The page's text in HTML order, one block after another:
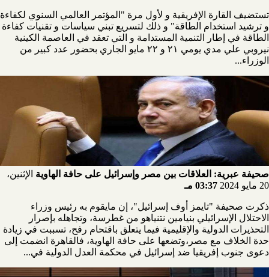
تستضيف القارة الإفريقية و لأول مرة "المؤتمر العالمي السنوي لكفاءة
و ترشيد استخدام الطاقة" و ذلك لتسريع تبني سياسات و تقنيات كفاءة
الطاقة في إطار التنمية المستدامة و التي تعقد في العاصمة الكينية
نيروبي علي مدي يومي ٢١ و ٢٢ مايو الجاري بحضور عدد كبير من
الوزراء...
صحيفة عبرية: العلاقات بين مصر وإسرائيل على حافة الهاوية الإثنين،
20 مايو 2024
03:37 مـ
ذكرت صحيفة "تايمز أوف إسرائيل"، إن مايقوم به رئيس وزراء
الاحتلال الإسرائيلي بنيامين نتنياهو من غطرسة، وتجاهله بإصرار
التحذيرات الدولية والإقليمية فيما يتعلق باقتحام رفح، تسببت في زيادة
حدة الخلاف مع مصر،وتضعها على حافة الهاوية، فالقاهرة انضمت إلى
دعوى جنوب إفريقيا ضد إسرائيل في محكمة العدل الدولية في...